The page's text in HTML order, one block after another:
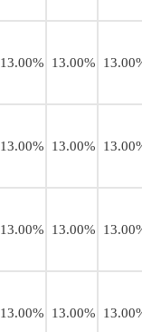
13.00% 13.00%
13.00% 13.00%
13.00% 13.00%
13.00% 13.00%